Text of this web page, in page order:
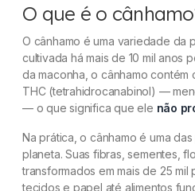
O que é o
O cânhamo é uma variedade da
cultivada há mais de 10 mil anos
da maconha, o cânhamo contém
THC (tetrahidrocanabinol) —
— o que significa que ele não
Na prática, o cânhamo é uma
planeta. Suas fibras, sementes,
transformados em mais de 25
tecidos e papel até alimentos